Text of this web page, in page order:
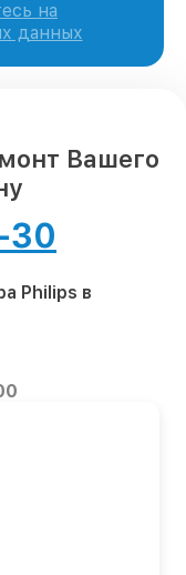
на
данных
Вашего
30
Philips в